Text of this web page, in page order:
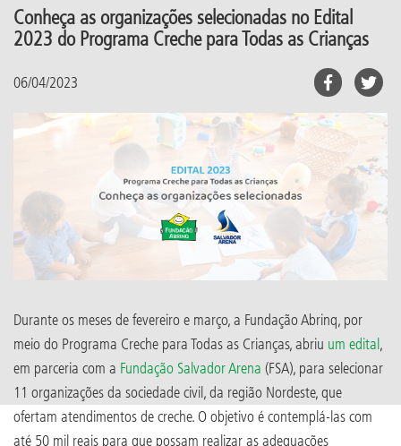
Conheça as organizações selecionadas no Edital
2023 do Programa Creche para Todas as Crianças
06/04/2023
Durante os meses de fevereiro e março, a Fundação Abrinq, por
meio do Programa Creche para Todas as Crianças, abriu um edital,
em parceria com a Fundação Salvador Arena (FSA), para selecionar
11 organizações da sociedade civil, da região Nordeste, que
ofertam atendimentos de creche. O objetivo é contemplá-las com
até 50 mil reais para que possam realizar as adequações